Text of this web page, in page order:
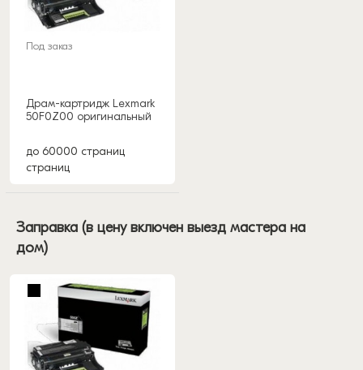
Под заказ
Драм-картридж Lexmark
50F0Z00 оригинальный
до 60000 страниц
страниц
Заправка (в цену включен выезд мастера на
дом)